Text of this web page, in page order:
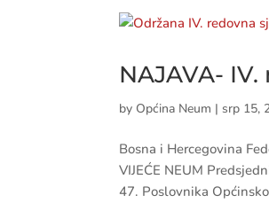
NAJAVA-
by Općina Neum | srp 15,
Bosna i Hercegovina
VIJEĆE NEUM
47. Poslovnika